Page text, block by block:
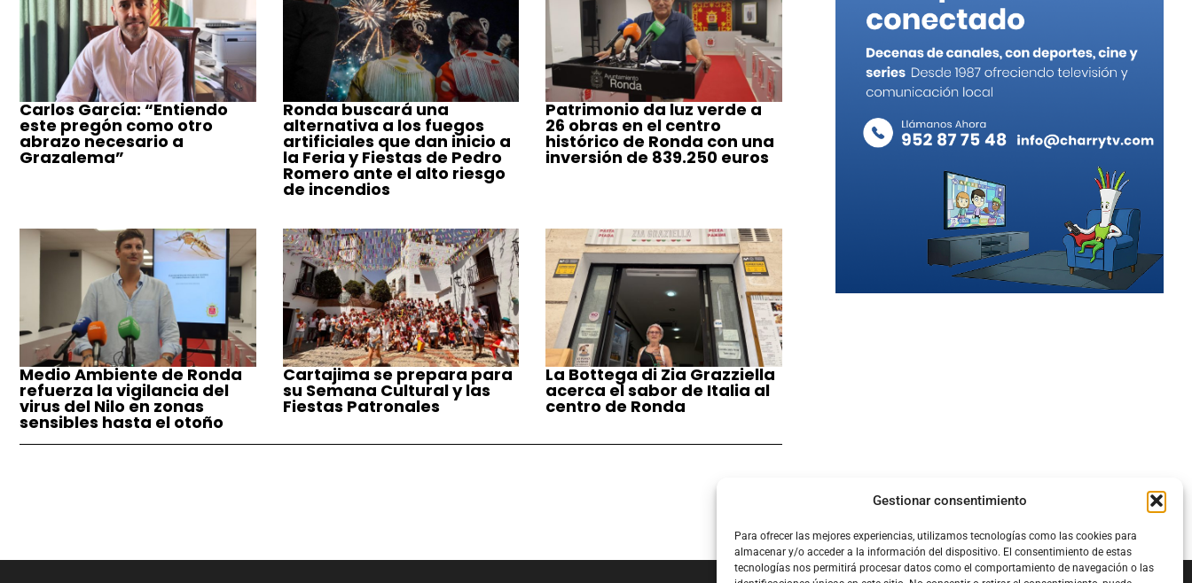
Gestionar consentimiento
Para ofrecer las mejores experiencias, utilizamos tecnologías como las cookies para
almacenar y/o acceder a la información del dispositivo. El consentimiento de estas
tecnologías nos permitirá procesar datos como el comportamiento de navegación o las
Carlos García: “Entiendo
este pregón como otro
abrazo necesario a
Grazalema”
Ronda buscará una
alternativa a los fuegos
artificiales que dan inicio a
la Feria y Fiestas de Pedro
Romero ante el alto riesgo
de incendios
Patrimonio da luz verde a
26 obras en el centro
histórico de Ronda con una
inversión de 839.250 euros
Medio Ambiente de Ronda
refuerza la vigilancia del
virus del Nilo en zonas
sensibles hasta el otoño
Cartajima se prepara para
su Semana Cultural y las
Fiestas Patronales
La Bottega di Zia Grazziella
acerca el sabor de Italia al
centro de Ronda